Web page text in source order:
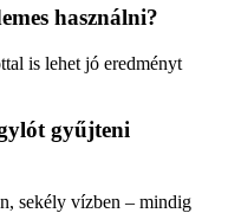
használni?
is lehet jó eredményt
gyűjteni
sekély vízben – mindig